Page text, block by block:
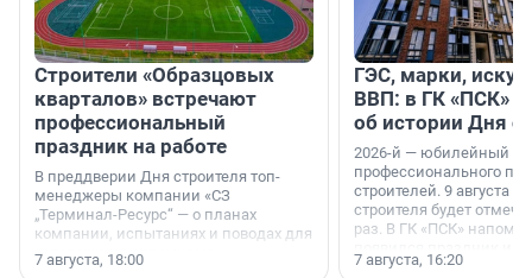
Строители «Образцовых
кварталов» встречают
профессиональный
праздник на работе
В преддверии Дня строителя топ-
менеджеры компании «СЗ
„Терминал-Ресурс“ — о планах
компании, испытаниях и поводах для
осторожного оптимизма.
7 августа, 18:00
ГЭС, марки,
ВВП: в ГК «ПСК»
об истории Дня
2026-й — юбилейный
профессионального
строителей. 9 августа
строителя будет
раз. В ГК «ПСК»
поменялась роль
7 августа, 16:20